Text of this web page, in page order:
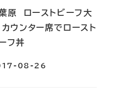
原 ローストビーフ大
ウンター席でロースト
フ丼
08-26